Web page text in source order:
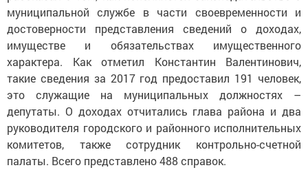
муниципальной службе в части своевременности и
достоверности представления сведений о доходах,
имуществе и обязательствах имущественного
характера. Как отметил Константин Валентинович,
такие сведения за 2017 год предоставил 191 человек,
это служащие на муниципальных должностях –
депутаты. О доходах отчитались глава района и два
руководителя городского и районного исполнительных
комитетов, также сотрудник контрольно-счетной
палаты. Всего представлено 488 справок.